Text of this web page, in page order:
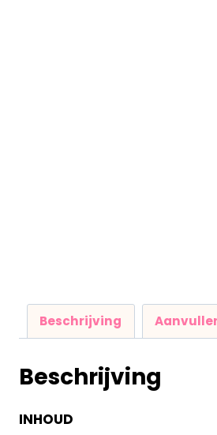
Beschrijving
Beschrijving
INHOUD